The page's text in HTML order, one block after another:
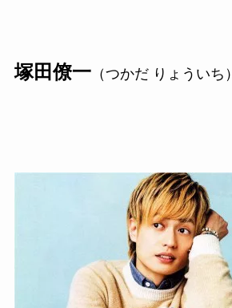
塚田僚一（つかだ りょういち）